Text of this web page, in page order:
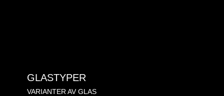
GLASTYPER
VARIANTER AV GLAS